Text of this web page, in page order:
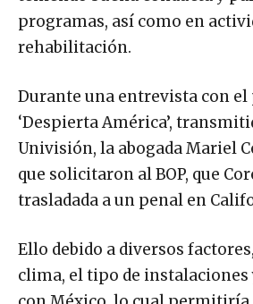
programas, así como en
rehabilitación.
Durante una entrevista con el
‘Despierta América’,
Univisión, la abogada Mariel
que solicitaron al BOP, que
trasladada a un penal en
Ello debido a diversos
clima, el tipo de instalaciones
con México, lo cual permitiría